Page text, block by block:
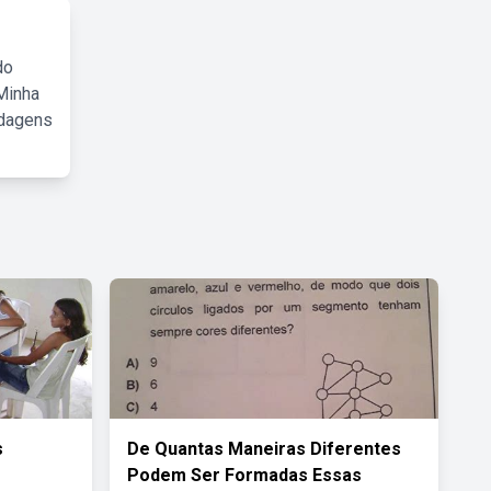
De Quantas Maneiras Diferentes
Podem Ser Formadas Essas